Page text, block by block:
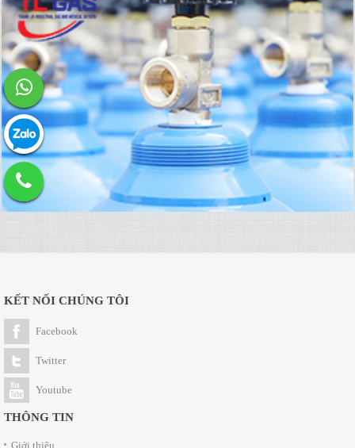
KẾT NỐI CHÚNG TÔI
Facebook
Twitter
Youtube
THÔNG TIN
Giới thiệu